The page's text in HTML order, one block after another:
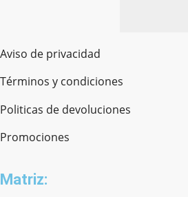
Aviso de privacidad
Términos y condiciones
Politicas de devoluciones
Promociones
Matriz: